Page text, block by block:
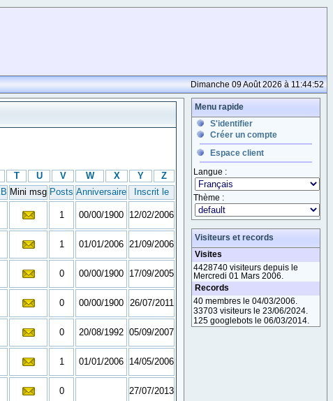
Dimanche 09 Août 2026 à 11:44:52
T U V W X Y
Z
Mini msg Posts Anniversaire Inscrit le
1 00/00/1900 12/02/2006
1 01/01/2006 21/09/2006
0 00/00/1900 17/09/2005
0 00/00/1900 26/07/2011
0 20/08/1992 05/09/2007
1 01/01/2006 14/05/2006
0 27/07/2013
Menu rapide
S'identifier
Créer un compte
Espace client
Langue :
Thème :
Visiteurs et records
Visites
4428740 visiteurs depuis le
Mercredi 01 Mars 2006.
Records
40 membres le 04/03/2006.
33703 visiteurs le 23/06/2024.
125 googlebots le 06/03/2014.